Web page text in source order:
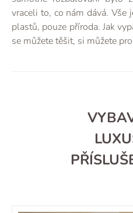
vraceli to, co nám dává. Vše
plastů, pouze příroda. Jak
se můžete těšit, si můžete